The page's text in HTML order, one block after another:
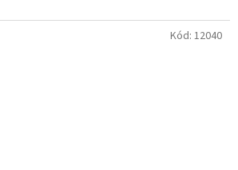
Kód: 12040